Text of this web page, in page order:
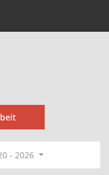
- 2026